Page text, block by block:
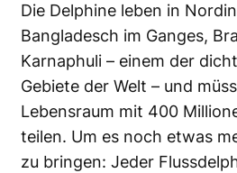
Die Delphine leben in
Bangladesch im Ganges,
Karnaphuli – einem der
Gebiete der Welt – und
Lebensraum mit 400
teilen. Um es noch etwas
zu bringen: Jeder